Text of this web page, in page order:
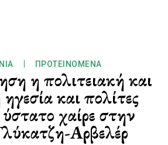
ΠΡΟΤΕΙΝΌΜΕΝΑ
η πολιτειακή και
και πολίτες
χαίρε στην
Αρβελέρ